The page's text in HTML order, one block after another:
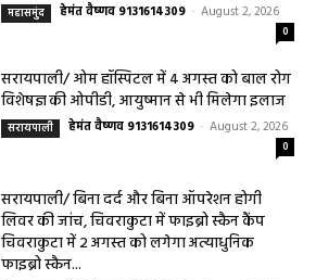
महासमुंद हेमंत वैष्णव 9131614309 - August 2, 2026
0
सरायपाली/ ओम हॉस्पिटल में 4 अगस्त को बाल रोग
विशेषज्ञ की ओपीडी, आयुष्मान से भी मिलेगा इलाज
सरायपाली हेमंत वैष्णव 9131614309 - August 2, 2026
0
सरायपाली/ बिना दर्द और बिना ऑपरेशन होगी
लिवर की जांच, चिवराकुटा में फाइब्रो स्कैन कैंप
चिवराकुटा में 2 अगस्त को लगेगा अत्याधुनिक
फाइब्रो स्कैन...